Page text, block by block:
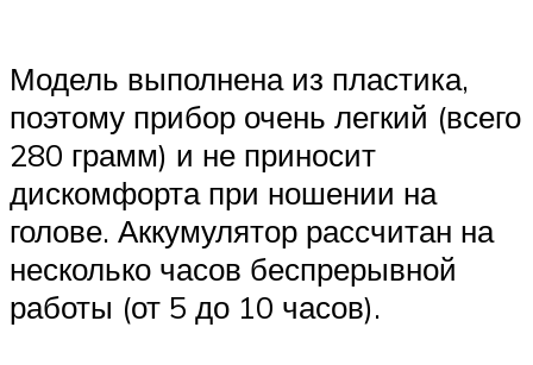
Модель выполнена из пластика,
поэтому прибор очень легкий (всего
280 грамм) и не приносит
дискомфорта при ношении на
голове. Аккумулятор рассчитан на
несколько часов беспрерывной
работы (от 5 до 10 часов).